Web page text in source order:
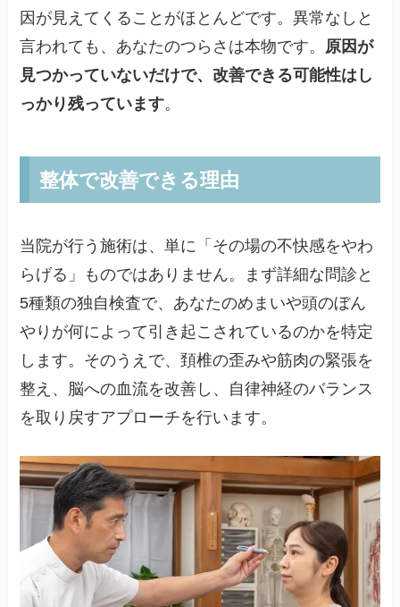
因が見えてくることがほとんどです。異常なしと
言われても、あなたのつらさは本物です。 原因が
見つかっていないだけで、改善できる可能性はし
っかり残っています。
整体で改善できる理由
当院が行う施術は、単に「その場の不快感をやわ
らげる」ものではありません。まず詳細な問診と
5種類の独自検査で、あなたのめまいや頭のぼん
やりが何によって引き起こされているのかを特定
します。そのうえで、頚椎の歪みや筋肉の緊張を
整え、脳への血流を改善し、自律神経のバランス
を取り戻すアプローチを行います。